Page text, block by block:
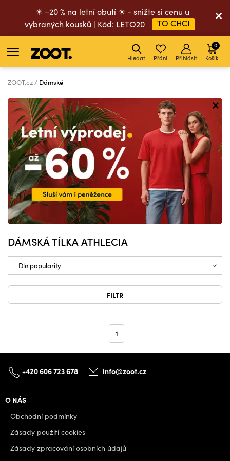
☀ –20 % na letní obutí ☀ - snižte si cenu u
vybraných kousků | Kód: LETO20
TO CHCI
Hledat Přání Přihlásit Košík
0
ZOOT.cz Dámské
DÁMSKÁ TÍLKA ATHLECIA
FILTR
1
+420 606 723 678 info@zoot.cz
O NÁS
Obchodní podmínky
Zásady použití cookies
Zásady zpracování osobních údajů